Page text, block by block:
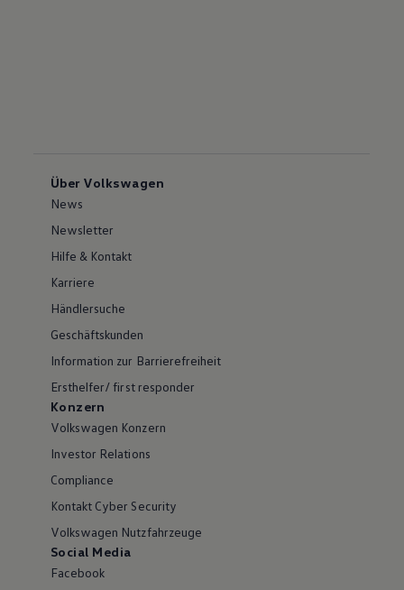
Über Volkswagen
News
Newsletter
Hilfe & Kontakt
Karriere
Händlersuche
Geschäftskunden
Information zur Barrierefreiheit
Ersthelfer/ first responder
Konzern
Volkswagen Konzern
Investor Relations
Compliance
Kontakt Cyber Security
Volkswagen Nutzfahrzeuge
Social Media
Facebook